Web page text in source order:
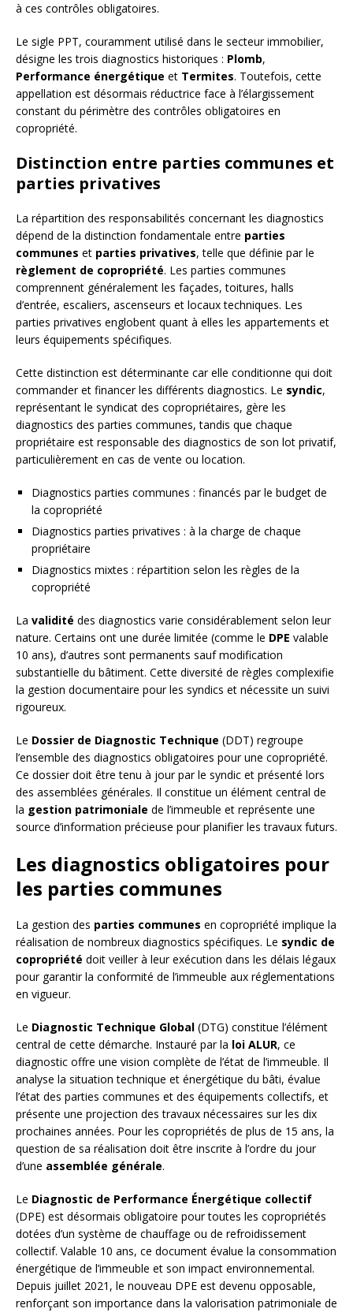
à ces contrôles obligatoires.
Le sigle PPT, couramment utilisé dans le secteur immobilier,
désigne les trois diagnostics historiques : Plomb,
Performance énergétique et Termites. Toutefois, cette
appellation est désormais réductrice face à l’élargissement
constant du périmètre des contrôles obligatoires en
copropriété.
Distinction entre parties communes et
parties privatives
La répartition des responsabilités concernant les diagnostics
dépend de la distinction fondamentale entre parties
communes et parties privatives, telle que définie par le
règlement de copropriété. Les parties communes
comprennent généralement les façades, toitures, halls
d’entrée, escaliers, ascenseurs et locaux techniques. Les
parties privatives englobent quant à elles les appartements et
leurs équipements spécifiques.
Cette distinction est déterminante car elle conditionne qui doit
commander et financer les différents diagnostics. Le syndic,
représentant le syndicat des copropriétaires, gère les
diagnostics des parties communes, tandis que chaque
propriétaire est responsable des diagnostics de son lot privatif,
particulièrement en cas de vente ou location.
Diagnostics parties communes : financés par le budget de
la copropriété
Diagnostics parties privatives : à la charge de chaque
propriétaire
Diagnostics mixtes : répartition selon les règles de la
copropriété
La validité des diagnostics varie considérablement selon leur
nature. Certains ont une durée limitée (comme le DPE valable
10 ans), d’autres sont permanents sauf modification
substantielle du bâtiment. Cette diversité de règles complexifie
la gestion documentaire pour les syndics et nécessite un suivi
rigoureux.
Le Dossier de Diagnostic Technique (DDT) regroupe
l’ensemble des diagnostics obligatoires pour une copropriété.
Ce dossier doit être tenu à jour par le syndic et présenté lors
des assemblées générales. Il constitue un élément central de
la gestion patrimoniale de l’immeuble et représente une
source d’information précieuse pour planifier les travaux futurs.
Les diagnostics obligatoires pour
les parties communes
La gestion des parties communes en copropriété implique la
réalisation de nombreux diagnostics spécifiques. Le syndic de
copropriété doit veiller à leur exécution dans les délais légaux
pour garantir la conformité de l’immeuble aux réglementations
en vigueur.
Le Diagnostic Technique Global (DTG) constitue l’élément
central de cette démarche. Instauré par la loi ALUR, ce
diagnostic offre une vision complète de l’état de l’immeuble. Il
analyse la situation technique et énergétique du bâti, évalue
l’état des parties communes et des équipements collectifs, et
présente une projection des travaux nécessaires sur les dix
prochaines années. Pour les copropriétés de plus de 15 ans, la
question de sa réalisation doit être inscrite à l’ordre du jour
d’une assemblée générale.
Le Diagnostic de Performance Énergétique collectif
(DPE) est désormais obligatoire pour toutes les copropriétés
dotées d’un système de chauffage ou de refroidissement
collectif. Valable 10 ans, ce document évalue la consommation
énergétique de l’immeuble et son impact environnemental.
Depuis juillet 2021, le nouveau DPE est devenu opposable,
renforçant son importance dans la valorisation patrimoniale de